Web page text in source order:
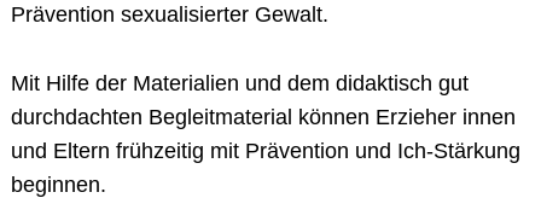
Prävention sexualisierter Gewalt.
Mit Hilfe der Materialien und dem didaktisch gut
durchdachten Begleitmaterial können Erzieher innen
und Eltern frühzeitig mit Prävention und Ich-Stärkung
beginnen.